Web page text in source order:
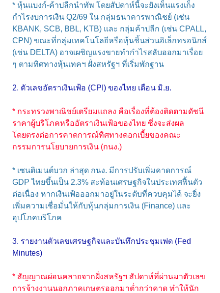
* หุ้นแบงก์-ค้าปลีกนำทัพ โดยสัปดาห์นี้จะยังเห็นแรงเก็ง
กำไรงบการเงิน Q2/69 ใน กลุ่มธนาคารพาณิชย์ (เช่น
KBANK, SCB, BBL, KTB) และ กลุ่มค้าปลีก (เช่น CPALL,
CPN) ขณะที่กลุ่มเทคโนโลยีหรือหุ้นชิ้นส่วนอิเล็กทรอนิกส์
(เช่น DELTA) อาจเผชิญแรงขายทำกำไรสลับออกมาเรื่อย
ๆ ตามทิศทางหุ้นเทคฯ ฝั่งสหรัฐฯ ที่เริ่มพักฐาน
2. ตัวเลขอัตราเงินเฟ้อ (CPI) ของไทย เดือน มิ.ย.
* กระทรวงพาณิชย์เตรียมแถลง คือเรื่องที่ต้องติดตามดัชนี
ราคาผู้บริโภคหรืออัตราเงินเฟ้อของไทย ซึ่งจะส่งผล
โดยตรงต่อการคาดการณ์ทิศทางดอกเบี้ยของคณะ
กรรมการนโยบายการเงิน (กนง.)
* เซนติเมนต์บวก ล่าสุด กนง. มีการปรับเพิ่มคาดการณ์
GDP ไทยขึ้นเป็น 2.3% สะท้อนเศรษฐกิจในประเทศฟื้นตัว
ต่อเนื่อง หากเงินเฟ้อออกมาอยู่ในระดับที่ควบคุมได้ จะยิ่ง
เพิ่มความเชื่อมั่นให้กับหุ้นกลุ่มการเงิน (Finance) และ
อุปโภคบริโภค
3. รายงานตัวเลขเศรษฐกิจและบันทึกประชุมเฟด (Fed
Minutes)
* สัญญาณผ่อนคลายจากฝั่งสหรัฐฯ สัปดาห์ที่ผ่านมาตัวเลข
การจ้างงานนอกภาคเกษตรออกมาต่ำกว่าคาด ทำให้นัก